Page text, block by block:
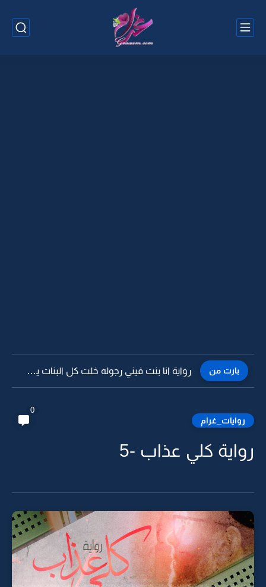
بارت من رواية انا بنت فيني رجوله خلت كل البنات يستحون -3
روايات_غرام
0
رواية كلي عذاب -5